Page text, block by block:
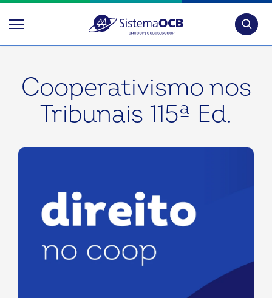
Cooperativismo nos
Tribunais 115ª Ed.